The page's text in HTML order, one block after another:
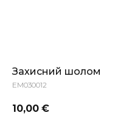
Захисний шолом
EM030012
10,00 €